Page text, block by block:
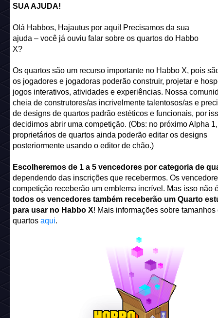
SUA AJUDA!
Olá Habbos, Hajautus por aqui! Precisamos da sua
ajuda – você já ouviu falar sobre os quartos do Habbo
X?
Os quartos são um recurso importante no Habbo X, pois
os jogadores e jogadoras poderão construir, projetar e
jogos interativos, atividades e experiências. Nossa
cheia de construtores/as incrivelmente talentosos/as e
de designs de quartos padrão estéticos e funcionais, por
decidimos abrir uma competição. (Obs: no próximo Alpha
proprietários de quartos ainda poderão editar os designs
posteriormente usando o editor de chão.)
Escolheremos de 1 a 5 vencedores por categoria de
dependendo das inscrições que recebermos. Os
competição receberão um emblema incrível. Mas isso não
todos os vencedores também receberão um Quarto
para usar no Habbo X! Mais informações sobre tamanhos
quartos aqui.